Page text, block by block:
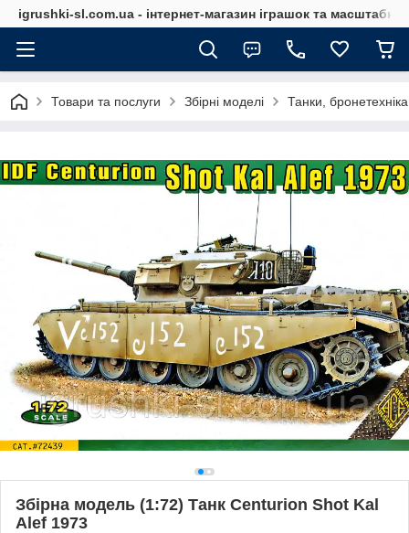
igrushki-sl.com.ua - інтернет-магазин іграшок та
Товари та послуги Збірні моделі Танки,
Збірна модель (1:72) Танк Centurion Shot Kal
Alef 1973